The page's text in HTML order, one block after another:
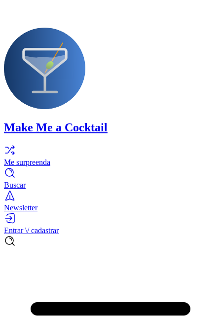
Make Me a Cocktail
Me surpreenda
Buscar
Newsletter
Entrar \/ cadastrar